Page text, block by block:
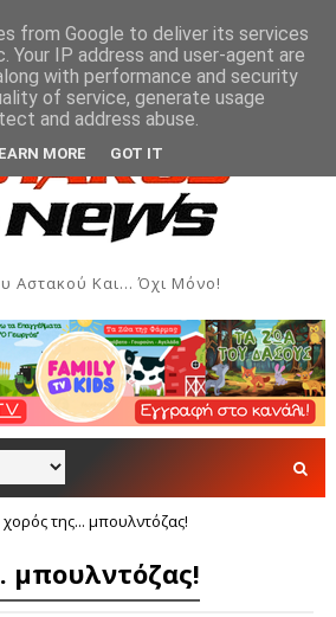
Βλάβη στην ύδρευση της
Αστακού Και... Όχι Μόνο!
της... μπουλντόζας!
μπουλντόζας!
from Google to deliver its services
Your IP address and user-agent are
with performance and security
of service, generate usage
and address abuse.
MORE GOT IT